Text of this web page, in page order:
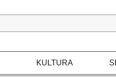
KULTURA